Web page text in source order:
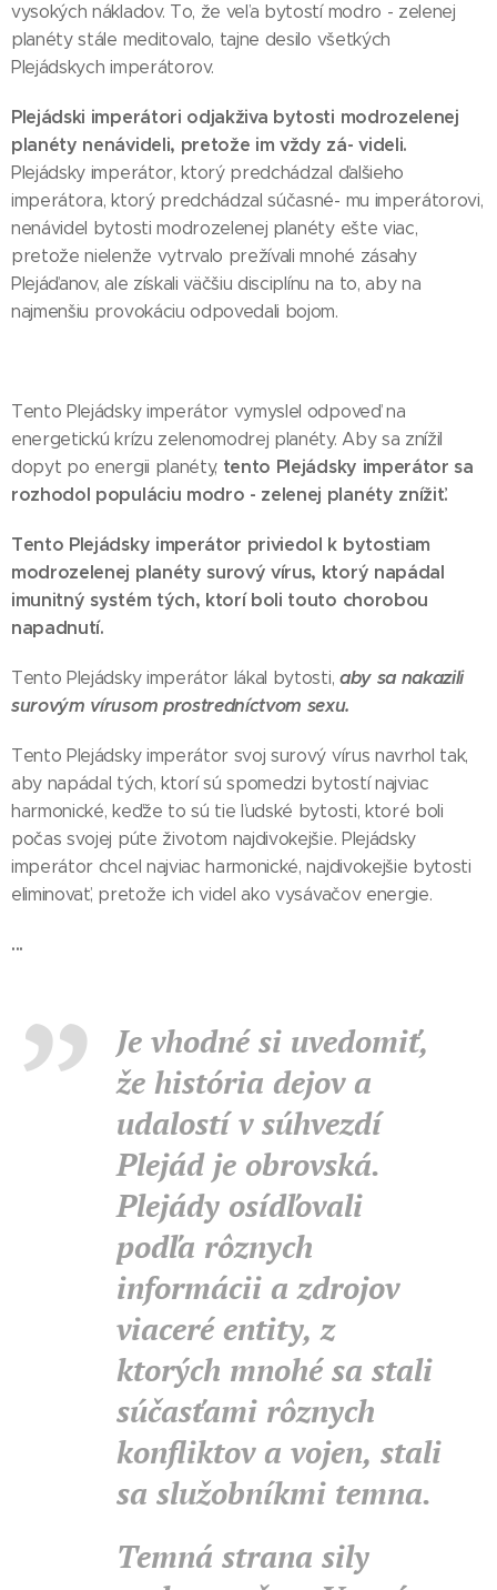
vysokých nákladov. To, že veľa bytostí modro - zelenej
planéty stále meditovalo, tajne desilo všetkých
Plejádskych imperátorov.
Plejádski imperátori odjakživa bytosti modrozelenej
planéty nenávideli, pretože im vždy zá- videli.
Plejádsky imperátor, ktorý predchádzal ďalšieho
imperátora, ktorý predchádzal súčasné- mu imperátorovi,
nenávidel bytosti modrozelenej planéty ešte viac,
pretože nielenže vytrvalo prežívali mnohé zásahy
Plejáďanov, ale získali väčšiu disciplínu na to, aby na
najmenšiu provokáciu odpovedali bojom.
Tento Plejádsky imperátor vymyslel odpoveď na
energetickú krízu zelenomodrej planéty. Aby sa znížil
dopyt po energii planéty, tento Plejádsky imperátor sa
rozhodol populáciu modro - zelenej planéty znížiť.
Tento Plejádsky imperátor priviedol k bytostiam
modrozelenej planéty surový vírus, ktorý napádal
imunitný systém tých, ktorí boli touto chorobou
napadnutí.
Tento Plejádsky imperátor lákal bytosti, aby sa nakazili
surovým vírusom prostredníctvom sexu.
Tento Plejádsky imperátor svoj surový vírus navrhol tak,
aby napádal tých, ktorí sú spomedzi bytostí najviac
harmonické, keďže to sú tie ľudské bytosti, ktoré boli
počas svojej púte životom najdivokejšie. Plejádsky
imperátor chcel najviac harmonické, najdivokejšie bytosti
eliminovať, pretože ich videl ako vysávačov energie.
...
Je vhodné si uvedomiť,
že história dejov a
udalostí v súhvezdí
Plejád je obrovská.
Plejády osídľovali
podľa rôznych
informácii a zdrojov
viaceré entity, z
ktorých mnohé sa stali
súčasťami rôznych
konfliktov a vojen, stali
sa služobníkmi temna.
Temná strana sily